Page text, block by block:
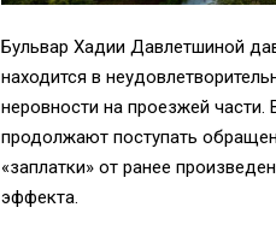
Бульвар Хадии Давлетшиной
находится в
неровности на проезжей части.
продолжают поступать
«заплатки» от ранее
эффекта.